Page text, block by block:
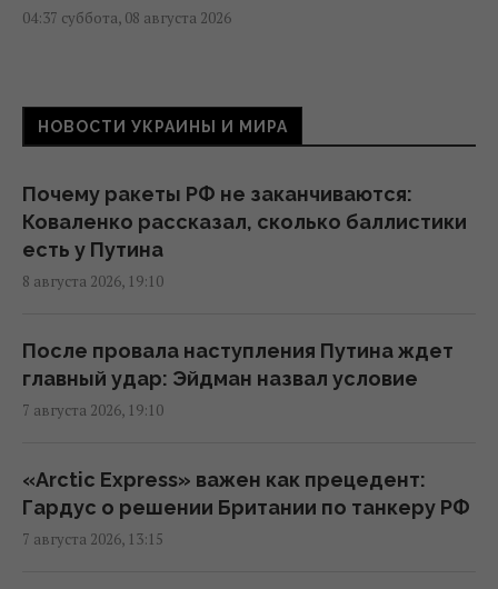
04:37 суббота, 08 августа 2026
ряд поездов курсирует с задержками
19:06 пятница, 07 августа 2026
Вперед в прошлое: из-за войны небольшие
магазины заменят супермаркеты, –
эксперт
Рынок "лихорадит": квадратные метры в
новостройках дорожают, несмотря на
В двух районах Киева исчез свет: в ДТЭК
НОВОСТИ УКРАИНЫ И МИРА
Почему ракеты РФ не заканчиваются:
Коваленко рассказал, сколько баллистики
есть у Путина
8 августа 2026, 19:10
После провала наступления Путина ждет
главный удар: Эйдман назвал условие
7 августа 2026, 19:10
«Arctic Express» важен как прецедент:
Гардус о решении Британии по танкеру РФ
7 августа 2026, 13:15